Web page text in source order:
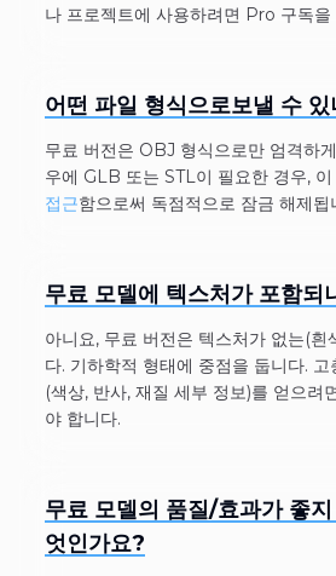
나 프로젝트에 사용하려면 Pro 구독을
어떤 파일 형식으로보낼 수 있
무료 버전은 OBJ 형식으로만 엄격하
우에 GLB 또는 STL이 필요한 경우, 이
접근함으로써 독점적으로 잠금 해제됩
무료 모델에 텍스처가 포함되
아니요, 무료 버전은 텍스처가 없는(흰
다. 기하학적 형태에 중점을 둡니다.
(색상, 반사, 재질 세부 정보)를 얻으려
야 합니다.
무료 모델의 품질/효과가 좋
엇인가요?